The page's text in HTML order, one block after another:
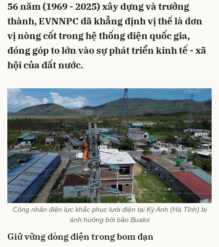
56 năm (1969 - 2025) xây dựng và trưởng
thành, EVNNPC đã khẳng định vị thế là đơn
vị nòng cốt trong hệ thống điện quốc gia,
đóng góp to lớn vào sự phát triển kinh tế - xã
hội của đất nước.
Công nhân điện lực khắc phục lưới điện tại Kỳ Anh (Hà Tĩnh) bị
ảnh hưởng bởi bão Bualoi
Giữ vững dòng điện trong bom đạn